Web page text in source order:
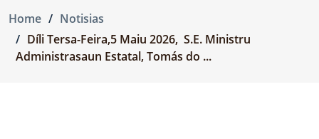
Home
Notisias
Díli Tersa-Feira,5 Maiu 2026, S.E. Ministru
Administrasaun Estatal, Tomás do ...